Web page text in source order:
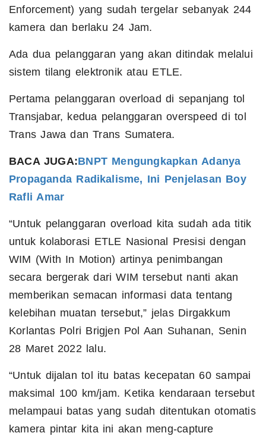
Enforcement) yang sudah tergelar sebanyak 244
kamera dan berlaku 24 Jam.
Ada dua pelanggaran yang akan ditindak melalui
sistem tilang elektronik atau ETLE.
Pertama pelanggaran overload di sepanjang tol
Transjabar, kedua pelanggaran overspeed di tol
Trans Jawa dan Trans Sumatera.
BACA JUGA:BNPT Mengungkapkan Adanya
Propaganda Radikalisme, Ini Penjelasan Boy
Rafli Amar
“Untuk pelanggaran overload kita sudah ada titik
untuk kolaborasi ETLE Nasional Presisi dengan
WIM (With In Motion) artinya penimbangan
secara bergerak dari WIM tersebut nanti akan
memberikan semacan informasi data tentang
kelebihan muatan tersebut,” jelas Dirgakkum
Korlantas Polri Brigjen Pol Aan Suhanan, Senin
28 Maret 2022 lalu.
“Untuk dijalan tol itu batas kecepatan 60 sampai
maksimal 100 km/jam. Ketika kendaraan tersebut
melampaui batas yang sudah ditentukan otomatis
kamera pintar kita ini akan meng-capture